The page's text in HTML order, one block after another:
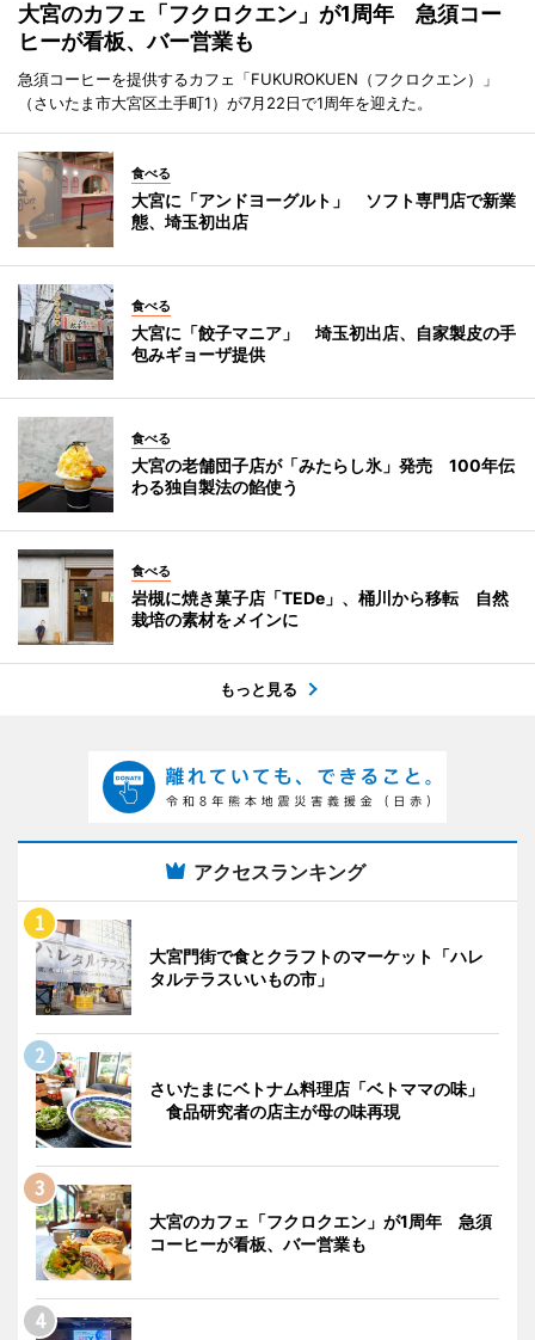
大宮のカフェ「フクロクエン」が1周年 急須コー
ヒーが看板、バー営業も
急須コーヒーを提供するカフェ「FUKUROKUEN（フクロクエン）」
（さいたま市大宮区土手町1）が7月22日で1周年を迎えた。
食べる
大宮に「アンドヨーグルト」 ソフト専門店で新業
態、埼玉初出店
食べる
大宮に「餃子マニア」 埼玉初出店、自家製皮の手
包みギョーザ提供
食べる
大宮の老舗団子店が「みたらし氷」発売 100年伝
わる独自製法の餡使う
食べる
岩槻に焼き菓子店「TEDe」、桶川から移転 自然
栽培の素材をメインに
もっと見る
アクセスランキング
大宮門街で食とクラフトのマーケット「ハレ
タルテラスいいもの市」
さいたまにベトナム料理店「ベトママの味」
食品研究者の店主が母の味再現
大宮のカフェ「フクロクエン」が1周年 急須
コーヒーが看板、バー営業も